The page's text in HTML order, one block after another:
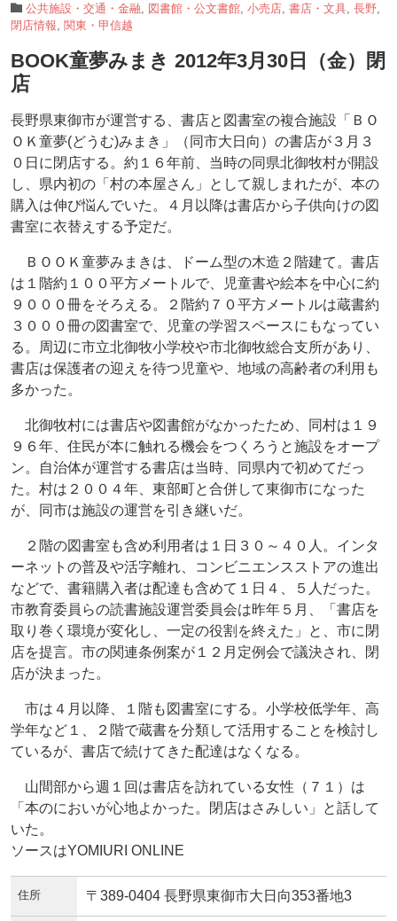
公共施設・交通・金融
図書館・公文書館 小売店 書店・文具 長野
閉店情報 関東・甲信越
BOOK童夢みまき 2012年3月30日（金）閉
店
長野県東御市が運営する、書店と図書室の複合施設「ＢＯ
ＯＫ童夢(どうむ)みまき」（同市大日向）の書店が３月３
０日に閉店する。約１６年前、当時の同県北御牧村が開設
し、県内初の「村の本屋さん」として親しまれたが、本の
購入は伸び悩んでいた。４月以降は書店から子供向けの図
書室に衣替えする予定だ。
ＢＯＯＫ童夢みまきは、ドーム型の木造２階建て。書店
は１階約１００平方メートルで、児童書や絵本を中心に約
９０００冊をそろえる。２階約７０平方メートルは蔵書約
３０００冊の図書室で、児童の学習スペースにもなってい
る。周辺に市立北御牧小学校や市北御牧総合支所があり、
書店は保護者の迎えを待つ児童や、地域の高齢者の利用も
多かった。
北御牧村には書店や図書館がなかったため、同村は１９
９６年、住民が本に触れる機会をつくろうと施設をオープ
ン。自治体が運営する書店は当時、同県内で初めてだっ
た。村は２００４年、東部町と合併して東御市になった
が、同市は施設の運営を引き継いだ。
２階の図書室も含め利用者は１日３０～４０人。インタ
ーネットの普及や活字離れ、コンビニエンスストアの進出
などで、書籍購入者は配達も含めて１日４、５人だった。
市教育委員らの読書施設運営委員会は昨年５月、「書店を
取り巻く環境が変化し、一定の役割を終えた」と、市に閉
店を提言。市の関連条例案が１２月定例会で議決され、閉
店が決まった。
市は４月以降、１階も図書室にする。小学校低学年、高
学年など１、２階で蔵書を分類して活用することを検討し
ているが、書店で続けてきた配達はなくなる。
山間部から週１回は書店を訪れている女性（７１）は
「本のにおいが心地よかった。閉店はさみしい」と話して
いた。
ソースはYOMIURI ONLINE
住所 〒389-0404 長野県東御市大日向353番地3